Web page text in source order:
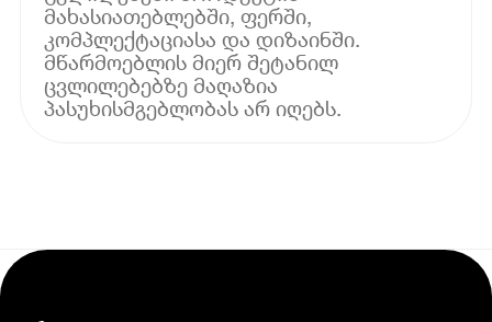
მახასიათებლებში, ფერში,
კომპლექტაციასა და დიზაინში.
მწარმოებლის მიერ შეტანილ
ცვლილებებზე მაღაზია
პასუხისმგებლობას არ იღებს.